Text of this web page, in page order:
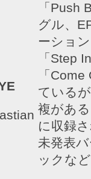
「Push
グル、
ーショ
「Step
「
ている
複があ
に収録
未発表
ックな